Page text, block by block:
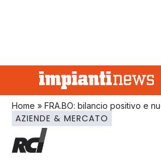
Home » FRA.BO: bilancio positivo e
AZIENDE & MERCATO